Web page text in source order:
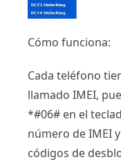
Cómo funciona:
Cada teléfono
llamado IMEI,
*#06# en el
número de IMEI
códigos de